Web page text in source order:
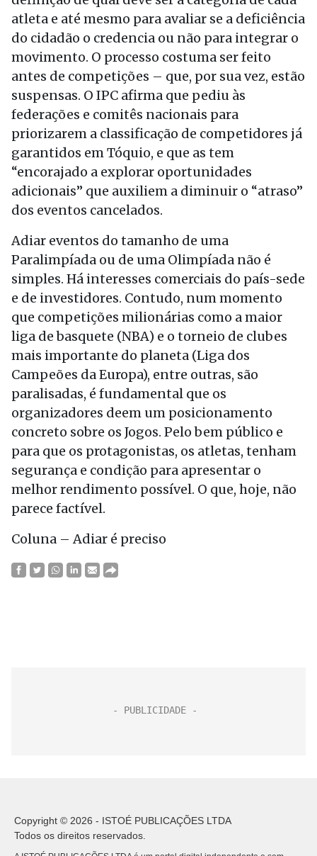
atleta e até mesmo para avaliar se a deficiência
do cidadão o credencia ou não para integrar o
movimento. O processo costuma ser feito
antes de competições – que, por sua vez, estão
suspensas. O IPC afirma que pediu às
federações e comitês nacionais para
priorizarem a classificação de competidores já
garantidos em Tóquio, e que as tem
“encorajado a explorar oportunidades
adicionais” que auxiliem a diminuir o “atraso”
dos eventos cancelados.
Adiar eventos do tamanho de uma
Paralimpíada ou de uma Olimpíada não é
simples. Há interesses comerciais do país-sede
e de investidores. Contudo, num momento
que competições milionárias como a maior
liga de basquete (NBA) e o torneio de clubes
mais importante do planeta (Liga dos
Campeões da Europa), entre outras, são
paralisadas, é fundamental que os
organizadores deem um posicionamento
concreto sobre os Jogos. Pelo bem público e
para que os protagonistas, os atletas, tenham
segurança e condição para apresentar o
melhor rendimento possível. O que, hoje, não
parece factível.
Coluna – Adiar é preciso
Copyright © 2026 - ISTOÉ PUBLICAÇÕES LTDA
Todos os direitos reservados.